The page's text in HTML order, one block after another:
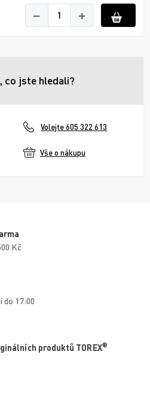
− +
co jste hledali?
Volejte 605 322 613
Vše o nákupu
Kč
do 17:00
produktů TOREX®